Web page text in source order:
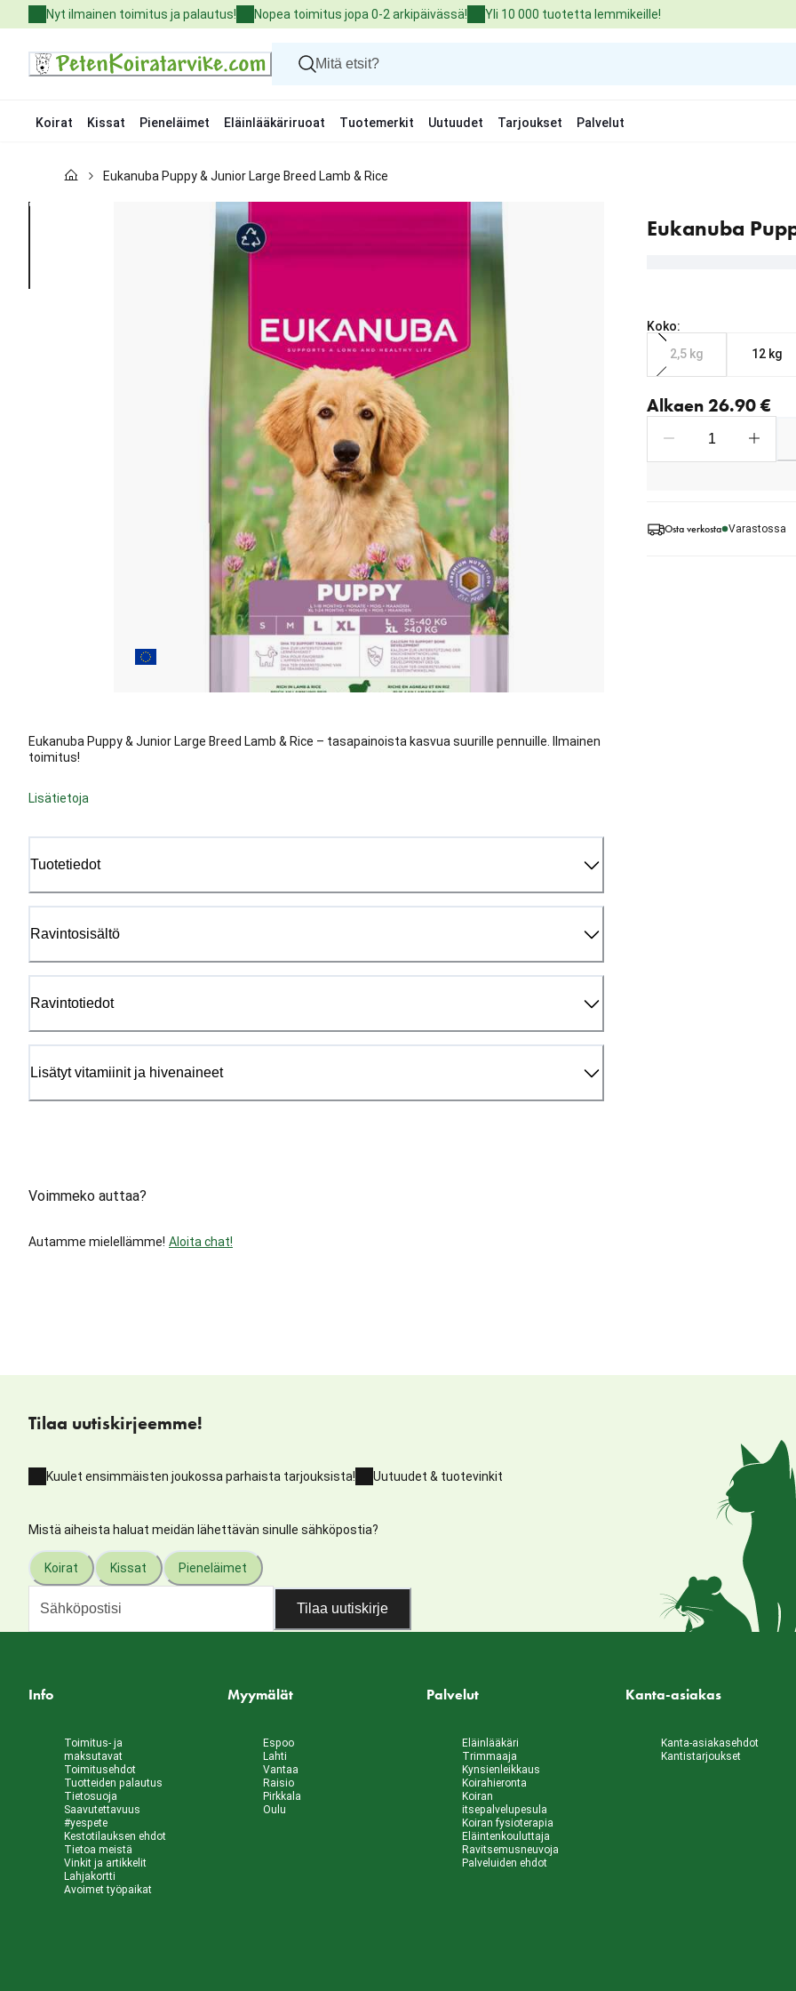
to
Nyt ilmainen toimitus ja palautus! Nopea toimitus jopa 0-2 arkipäivässä! Yli 10 000 tuotetta lemmikeille!
Koirat Kissat Pieneläimet Eläinlääkäriruoat Tuotemerkit Uutuudet Tarjoukset Palvelut
Kissat
Eukanuba Puppy & Junior Large Breed Lamb & Rice
Eukanuba
Eukanuba Puppy & Junior Large Breed Lamb & Rice – tasapainoista kasvua suurille pennuille. Ilmainen
toimitus!
Lisätietoja
Tuotetiedot
Ravintosisältö
Ravintotiedot
Lisätyt vitamiinit ja hivenaineet
Voimmeko auttaa?
Autamme mielellämme! Aloita chat!
Koko:
2,5 kg
12 kg
Alkaen 26.90 €
Osta verkosta Varastossa
Tilaa uutiskirjeemme!
Kuulet ensimmäisten joukossa parhaista tarjouksista! Uutuudet & tuotevinkit
Mistä aiheista haluat meidän lähettävän sinulle sähköpostia?
Koirat Kissat Pieneläimet
Tilaa uutiskirje
Info
Toimitus- ja
maksutavat
Toimitusehdot
Tuotteiden palautus
Tietosuoja
Saavutettavuus
#yespete
Kestotilauksen ehdot
Tietoa meistä
Vinkit ja artikkelit
Lahjakortti
Avoimet työpaikat
Myymälät
Espoo
Lahti
Vantaa
Raisio
Pirkkala
Oulu
Palvelut
Eläinlääkäri
Trimmaaja
Kynsienleikkaus
Koirahieronta
Koiran
itsepalvelupesula
Koiran fysioterapia
Eläintenkouluttaja
Ravitsemusneuvoja
Palveluiden ehdot
Kanta-asiakas
Kanta-asiakasehdot
Kantistarjoukset